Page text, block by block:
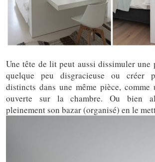
Une tête de lit peut aussi dissimuler une
quelque peu disgracieuse ou créer
distincts dans une même pièce,
ouverte sur la chambre. Ou bien
pleinement son bazar (organisé) en le